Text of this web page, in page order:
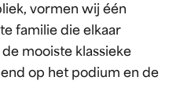
vormen wij één
familie die elkaar
mooiste klassieke
op het podium en de